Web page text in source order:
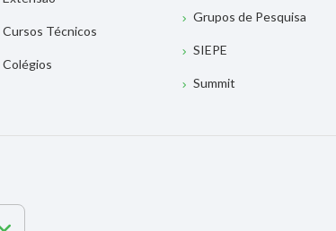
Cursos Técnicos
Colégios
Grupos de Pesquisa
SIEPE
Summit